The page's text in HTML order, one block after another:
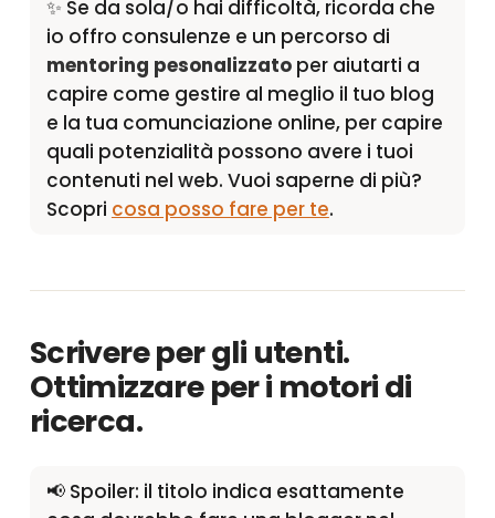
✨ Se da sola/o hai difficoltà, ricorda che
io offro consulenze e un percorso di
mentoring pesonalizzatoper aiutarti a
capire come gestire al meglio il tuo blog
e la tua comunciazione online, per capire
quali potenzialità possono avere i tuoi
contenuti nel web. Vuoi saperne di più?
Scopri cosa posso fare per te.
Scrivere per gli utenti.
Ottimizzare per i motori di
ricerca.
📢 Spoiler: il titolo indica esattamente